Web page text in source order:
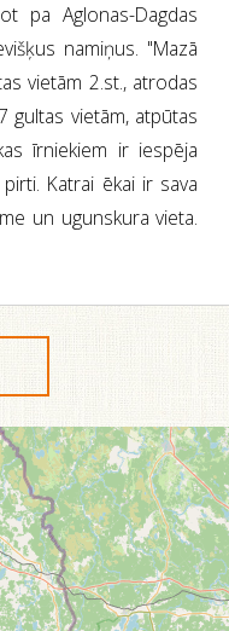
pa Aglonas-Dagdas
namiņus. "Mazā
vietām 2.st., atrodas
gultas vietām, atpūtas
īrniekiem ir iespēja
Katrai ēkai ir sava
un ugunskura vieta.